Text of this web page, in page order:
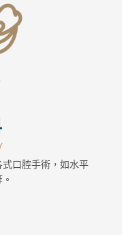
口腔手術，如水平